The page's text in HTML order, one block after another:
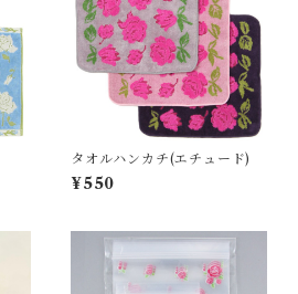
タオルハンカチ(エチュード)
¥550